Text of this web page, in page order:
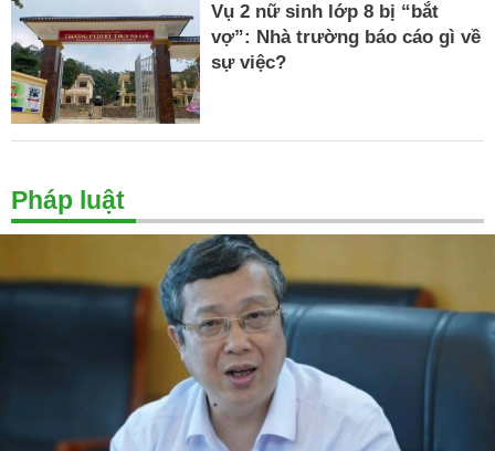
Vụ 2 nữ sinh lớp 8 bị “bắt
vợ”: Nhà trường báo cáo gì về
sự việc?
Pháp luật